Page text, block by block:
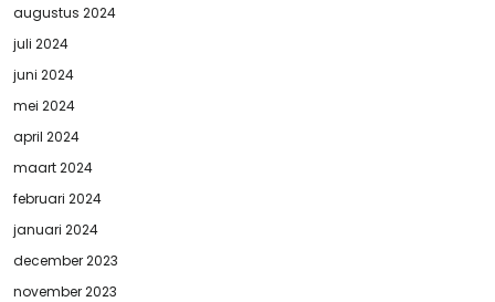
augustus 2024
juli 2024
juni 2024
mei 2024
april 2024
maart 2024
februari 2024
januari 2024
december 2023
november 2023